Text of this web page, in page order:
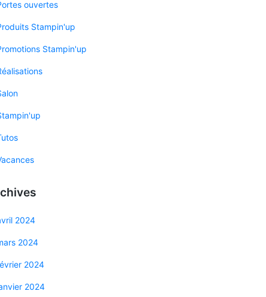
ouvertes
Stampin'up
Stampin'up
2024
2024
2024
2024